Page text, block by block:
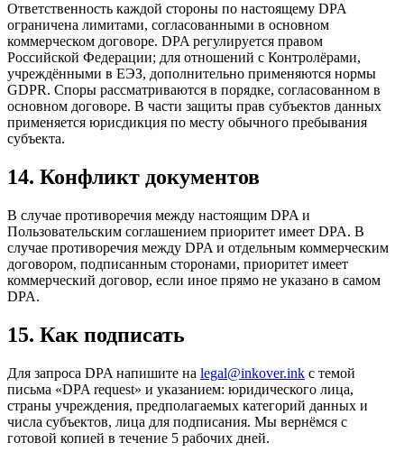
Ответственность каждой стороны по настоящему DPA
ограничена лимитами, согласованными в основном
коммерческом договоре. DPA регулируется правом
Российской Федерации; для отношений с Контролёрами,
учреждёнными в ЕЭЗ, дополнительно применяются нормы
GDPR. Споры рассматриваются в порядке, согласованном в
основном договоре. В части защиты прав субъектов данных
применяется юрисдикция по месту обычного пребывания
субъекта.
14. Конфликт документов
В случае противоречия между настоящим DPA и
Пользовательским соглашением приоритет имеет DPA. В
случае противоречия между DPA и отдельным коммерческим
договором, подписанным сторонами, приоритет имеет
коммерческий договор, если иное прямо не указано в самом
DPA.
15. Как подписать
Для запроса DPA напишите на legal@inkover.ink с темой
письма «DPA request» и указанием: юридического лица,
страны учреждения, предполагаемых категорий данных и
числа субъектов, лица для подписания. Мы вернёмся с
готовой копией в течение 5 рабочих дней.